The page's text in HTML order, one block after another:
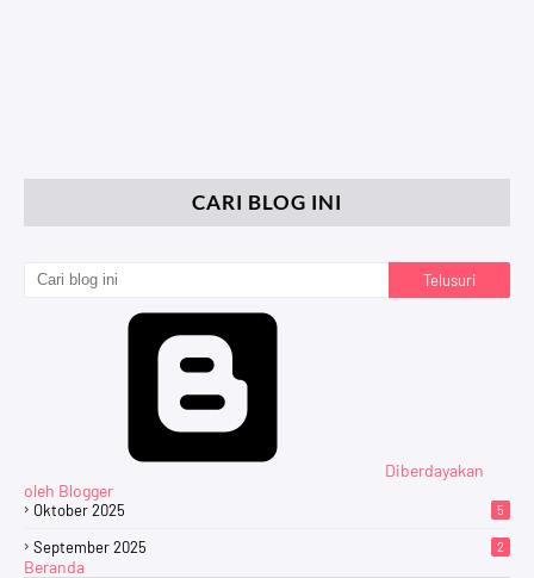
CARI BLOG INI
Diberdayakan
oleh Blogger
Oktober 2025 5
September 2025 2
Beranda